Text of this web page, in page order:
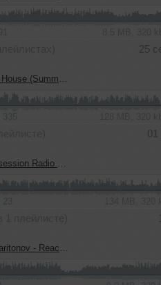
25
2017 Mix)
01
Show #1021
The Sky (Radio Edit)